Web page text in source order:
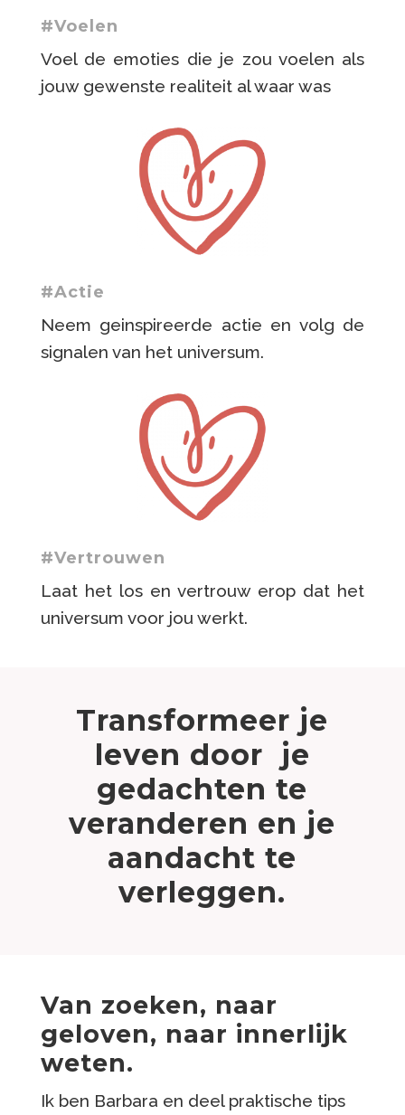
#Voelen
Voel de emoties die je zou voelen als
jouw gewenste realiteit al waar was
#Actie
Neem geinspireerde actie en volg de
signalen van het universum.
#Vertrouwen
Laat het los en vertrouw erop dat het
universum voor jou werkt.
Transformeer je
leven door je
gedachten te
veranderen en je
aandacht te
verleggen.
Van zoeken, naar
geloven, naar innerlijk
weten.
Ik ben Barbara en deel praktische tips